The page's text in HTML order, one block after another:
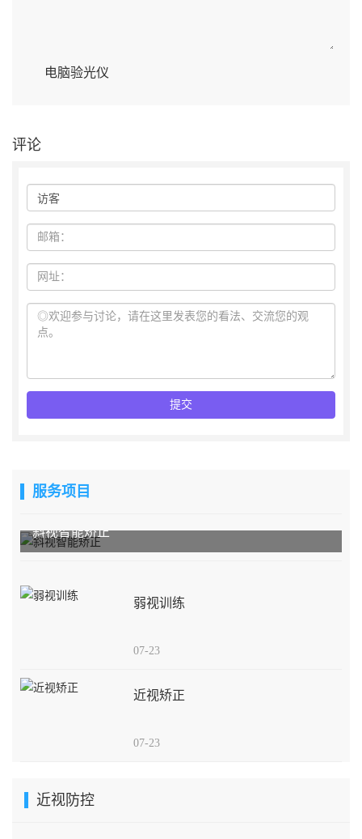
电脑验光仪
评论
服务项目
斜视智能矫正
弱视训练
07-23
近视矫正
07-23
近视防控